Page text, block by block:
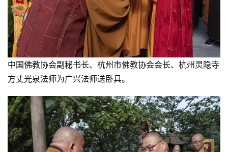
中国佛教协会副秘书长、杭州市佛教协会会长、杭州灵隐寺
方丈光泉法师为广兴法师送卧具。